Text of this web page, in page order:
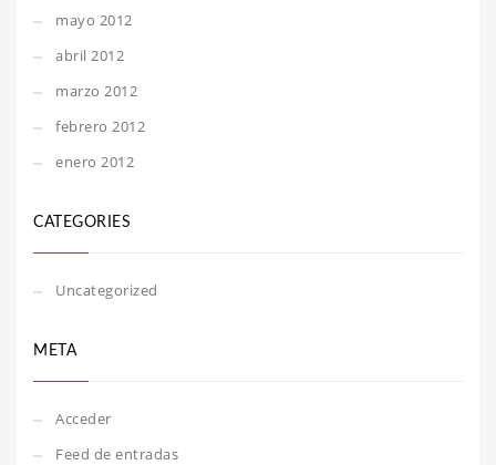
mayo 2012
abril 2012
marzo 2012
febrero 2012
enero 2012
CATEGORIES
Uncategorized
META
Acceder
Feed de entradas